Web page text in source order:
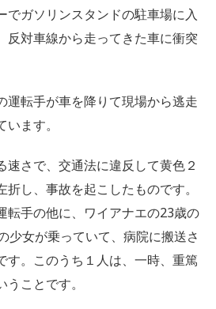
でガソリンスタンドの駐車場に入
反対車線から走ってきた車に衝突
運転手が車を降りて現場から逃走
ます。
速さで、交通法に違反して黄色２
し、事故を起こしたものです。
転手の他に、ワイアナエの23歳の
少女が乗っていて、病院に搬送さ
す。このうち１人は、一時、重篤
ことです。